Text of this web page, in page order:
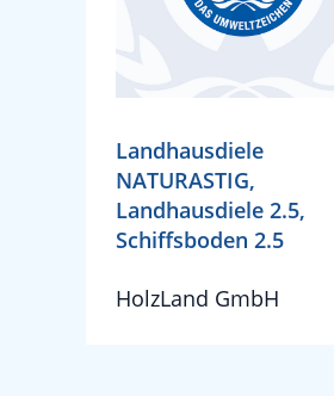
Landhausdiele
NATURASTIG,
Landhausdiele 2.5,
Schiffsboden 2.5
HolzLand GmbH